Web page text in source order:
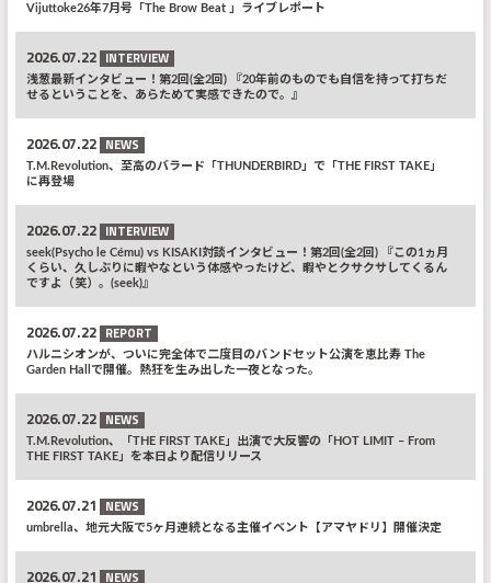
Vijuttoke26年7月号「The Brow Beat 」ライブレポート
2026.07.22 INTERVIEW
浅葱最新インタビュー！第2回(全2回) 『20年前のものでも自信を持って打ちだ
せるということを、あらためて実感できたので。』
2026.07.22 NEWS
T.M.Revolution、至高のバラード「THUNDERBIRD」で「THE FIRST TAKE」
に再登場
2026.07.22 INTERVIEW
seek(Psycho le Cému) vs KISAKI対談インタビュー！第2回(全2回) 『この1ヵ月
くらい、久しぶりに暇やなという体感やったけど、暇やとクサクサしてくるん
ですよ（笑）。(seek)』
2026.07.22 REPORT
ハルニシオンが、ついに完全体で二度目のバンドセット公演を恵比寿 The
Garden Hallで開催。熱狂を生み出した一夜となった。
2026.07.22 NEWS
T.M.Revolution、「THE FIRST TAKE」出演で大反響の「HOT LIMIT – From
THE FIRST TAKE」を本日より配信リリース
2026.07.21 NEWS
umbrella、地元大阪で5ヶ月連続となる主催イベント【アマヤドリ】開催決定
2026.07.21 NEWS